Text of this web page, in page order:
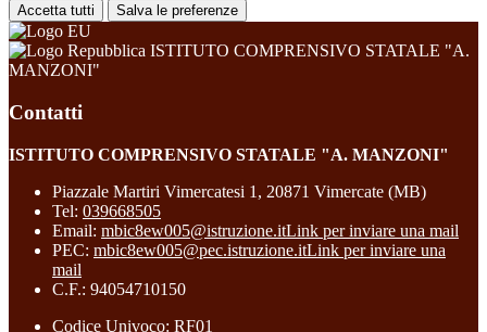
Accetta tutti Salva le preferenze
ISTITUTO COMPRENSIVO STATALE "A.
MANZONI"
Contatti
ISTITUTO COMPRENSIVO STATALE "A. MANZONI"
Piazzale Martiri Vimercatesi 1, 20871 Vimercate (MB)
Tel: 039668505
Email: mbic8ew005@istruzione.itLink per inviare una mail
PEC: mbic8ew005@pec.istruzione.itLink per inviare una
mail
C.F.: 94054710150
Codice Univoco: RF01